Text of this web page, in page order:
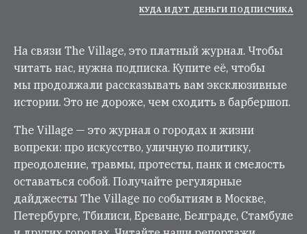
КУДА ИДУТ ДЕНЬГИ ПОДПИСЧИКА
На связи The Village, это платный журнал. Чтобы
читать нас, нужна подписка. Купите её, чтобы
мы продолжали рассказывать вам эксклюзивные
истории. Это не дороже, чем сходить в барбершоп.
The Village — это журнал о городах и жизни
вопреки: про искусство, уличную политику,
преодоление, травмы, протесты, панк и смелость
оставаться собой. Получайте регулярные
дайджесты The Village по событиям в Москве,
Петербурге, Тбилиси, Ереване, Белграде, Стамбуле